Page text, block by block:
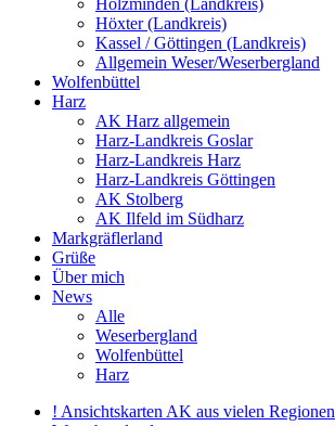
Holzminden (Landkreis)
Höxter (Landkreis)
Kassel / Göttingen (Landkreis)
Allgemein Weser/Weserbergland
Wolfenbüttel
Harz
AK Harz allgemein
Harz-Landkreis Goslar
Harz-Landkreis Harz
Harz-Landkreis Göttingen
AK Stolberg
AK Ilfeld im Südharz
Markgräflerland
Grüße
Über mich
News
Alle
Weserbergland
Wolfenbüttel
Harz
! Ansichtskarten AK aus vielen Regionen